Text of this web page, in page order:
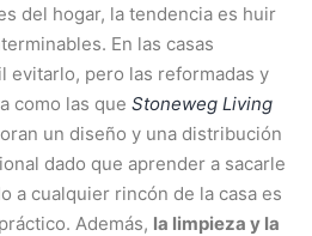
del hogar, la tendencia es huir
En las casas
evitarlo, pero las reformadas y
como las que Stoneweg Living
un diseño y una distribución
dado que aprender a sacarle
a cualquier rincón de la casa es
Además, la limpieza y la